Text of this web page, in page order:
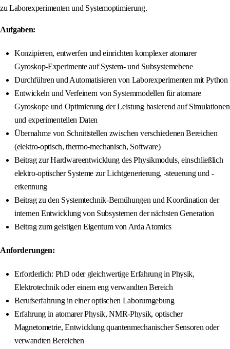
zu Laborexperimenten und Systemoptimierung.
Aufgaben:
Konzipieren, entwerfen und einrichten komplexer atomarer
Gyroskop-Experimente auf System- und Subsystemebene
Durchführen und Automatisieren von Laborexperimenten mit Python
Entwickeln und Verfeinern von Systemmodellen für atomare
Gyroskope und Optimierung der Leistung basierend auf Simulationen
und experimentellen Daten
Übernahme von Schnittstellen zwischen verschiedenen Bereichen
(elektro-optisch, thermo-mechanisch, Software)
Beitrag zur Hardwareentwicklung des Physikmoduls, einschließlich
elektro-optischer Systeme zur Lichtgenerierung, -steuerung und -
erkennung
Beitrag zu den Systemtechnik-Bemühungen und Koordination der
internen Entwicklung von Subsystemen der nächsten Generation
Beitrag zum geistigen Eigentum von Arda Atomics
Anforderungen:
Erforderlich: PhD oder gleichwertige Erfahrung in Physik,
Elektrotechnik oder einem eng verwandten Bereich
Berufserfahrung in einer optischen Laborumgebung
Erfahrung in atomarer Physik, NMR-Physik, optischer
Magnetometrie, Entwicklung quantenmechanischer Sensoren oder
verwandten Bereichen